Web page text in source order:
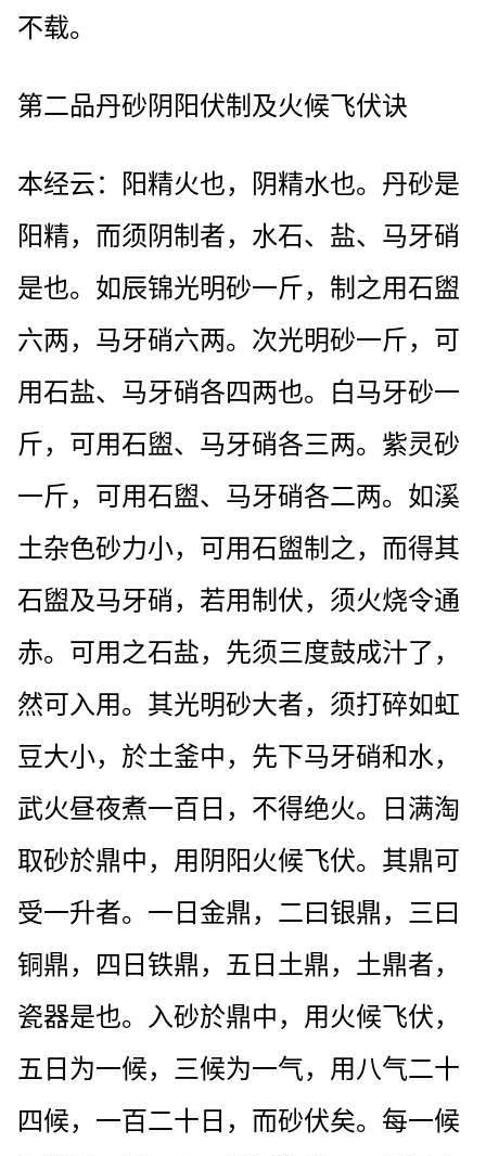
不载。
第二品丹砂阴阳伏制及火候飞伏诀
本经云：阳精火也，阴精水也。丹砂是
阳精，而须阴制者，水石、盐、马牙硝
是也。如辰锦光明砂一斤，制之用石盥
六两，马牙硝六两。次光明砂一斤，可
用石盐、马牙硝各四两也。白马牙砂一
斤，可用石盥、马牙硝各三两。紫灵砂
一斤，可用石盥、马牙硝各二两。如溪
土杂色砂力小，可用石盥制之，而得其
石盥及马牙硝，若用制伏，须火烧令通
赤。可用之石盐，先须三度鼓成汁了，
然可入用。其光明砂大者，须打碎如虹
豆大小，於土釜中，先下马牙硝和水，
武火昼夜煮一百日，不得绝火。日满淘
取砂於鼎中，用阴阳火候飞伏。其鼎可
受一升者。一日金鼎，二曰银鼎，三曰
铜鼎，四日铁鼎，五日土鼎，土鼎者，
瓷器是也。入砂於鼎中，用火候飞伏，
五日为一候，三候为一气，用八气二十
四候，一百二十日，而砂伏矣。每一候